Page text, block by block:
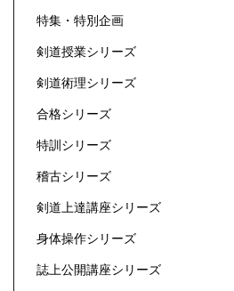
特集・特別企画
剣道授業シリーズ
剣道術理シリーズ
合格シリーズ
特訓シリーズ
稽古シリーズ
剣道上達講座シリーズ
身体操作シリーズ
誌上公開講座シリーズ